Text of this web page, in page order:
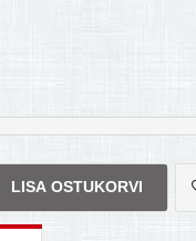
LISA OSTUKORVI